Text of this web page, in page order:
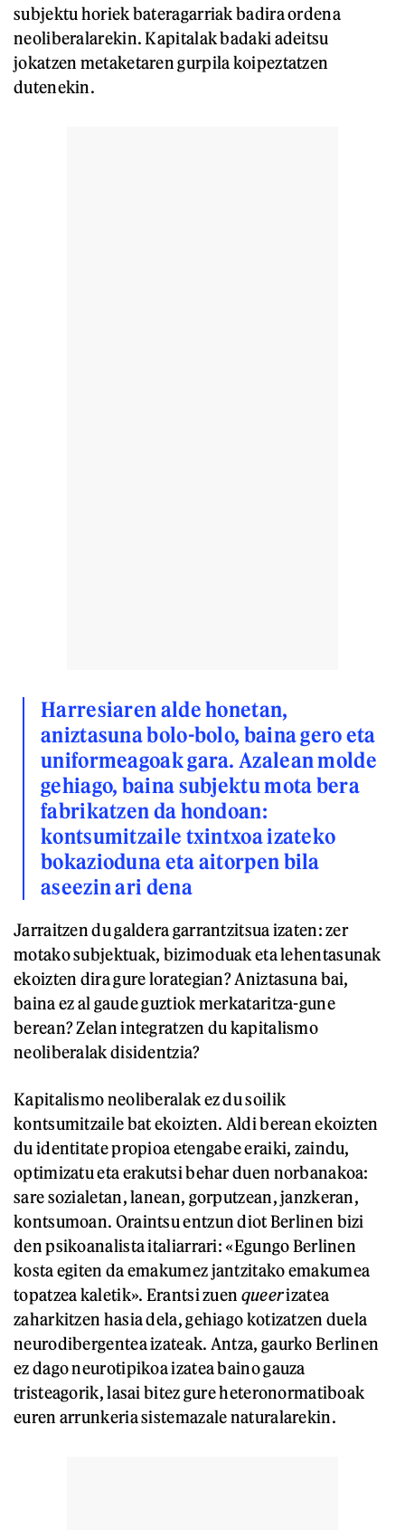
subjektu horiek bateragarriak badira ordena
neoliberalarekin. Kapitalak badaki adeitsu
jokatzen metaketaren gurpila koipeztatzen
dutenekin.
Harresiaren alde honetan,
aniztasuna bolo-bolo, baina gero eta
uniformeagoak gara. Azalean molde
gehiago, baina subjektu mota bera
fabrikatzen da hondoan:
kontsumitzaile txintxoa izateko
bokazioduna eta aitorpen bila
aseezin ari dena
Jarraitzen du galdera garrantzitsua izaten: zer
motako subjektuak, bizimoduak eta lehentasunak
ekoizten dira gure lorategian? Aniztasuna bai,
baina ez al gaude guztiok merkataritza-gune
berean? Zelan integratzen du kapitalismo
neoliberalak disidentzia?
Kapitalismo neoliberalak ez du soilik
kontsumitzaile bat ekoizten. Aldi berean ekoizten
du identitate propioa etengabe eraiki, zaindu,
optimizatu eta erakutsi behar duen norbanakoa:
sare sozialetan, lanean, gorputzean, janzkeran,
kontsumoan. Oraintsu entzun diot Berlinen bizi
den psikoanalista italiarrari: «Egungo Berlinen
kosta egiten da emakumez jantzitako emakumea
topatzea kaletik». Erantsi zuen queerizatea
zaharkitzen hasia dela, gehiago kotizatzen duela
neurodibergentea izateak. Antza, gaurko Berlinen
ez dago neurotipikoa izatea baino gauza
tristeagorik, lasai bitez gure heteronormatiboak
euren arrunkeria sistemazale naturalarekin.